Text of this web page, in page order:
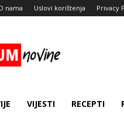
nama Uslovi korištenja Privacy
VIJESTI RECEPTI